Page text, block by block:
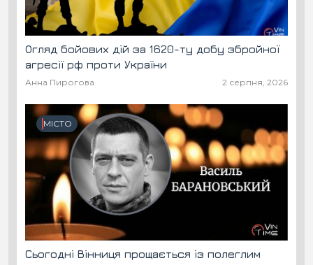
Огляд бойових дій за 1620-ту добу збройної
агресії рф проти України
Анна Пирогова 2 серпня, 2026
МІСТО
Сьогодні Вінниця прощається із полеглим